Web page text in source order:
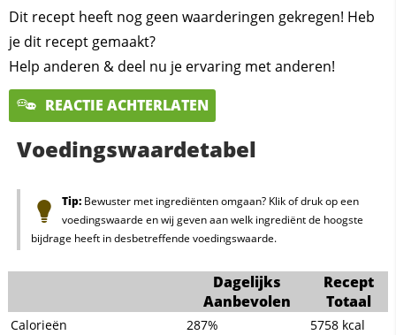
Dit recept heeft nog geen waarderingen gekregen! Heb
je dit recept gemaakt?
Help anderen & deel nu je ervaring met anderen!
REACTIE ACHTERLATEN
Voedingswaardetabel
Tip:Bewuster met ingrediënten omgaan? Klik of druk op een
voedingswaarde en wij geven aan welk ingrediënt de hoogste
bijdrage heeft in desbetreffende voedingswaarde.
Dagelijks
Aanbevolen
Recept
Totaal
Calorieën 287% 5758 kcal